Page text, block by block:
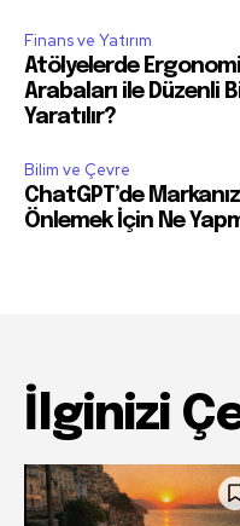
Finans ve Yatırım
Atölyelerde Ergonomi
Arabaları ile Düzenli
Yaratılır?
Bilim ve Çevre
ChatGPT’de
Önlemek İçin Ne
İlginizi